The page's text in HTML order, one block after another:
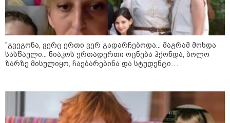
ირაკლი ფავლენიშვილი აგვისტოს
ომზე ხელისუფლების
წარმომადგენლების
განცხადებებზე - ეს არის
ეროვნული ინტერესების აშკარა
ღალატი - არავის შერჩება
რუსული სქემის ნაწილად ყოფნა
მოზაიკა
"გვეგონა, ვერც ერთი ვერ გადარჩებოდა... მაგრამ მოხდა
სასწაული... ნიაკოს ერთადერთი ოცნება ჰქონდა, ბოლო
ზარზე მისულიყო, ჩაებარებინა და სტუდენტი